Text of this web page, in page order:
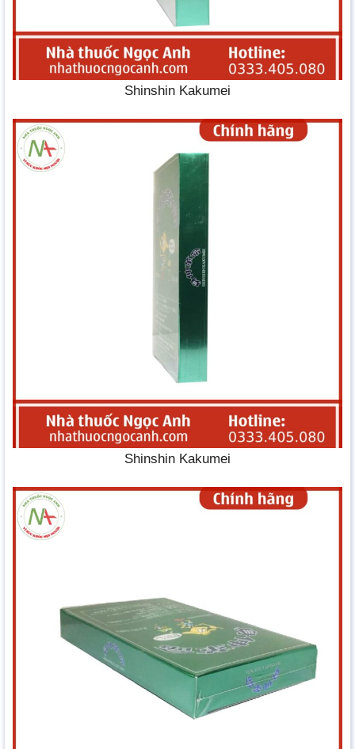
Shinshin Kakumei
Shinshin Kakumei